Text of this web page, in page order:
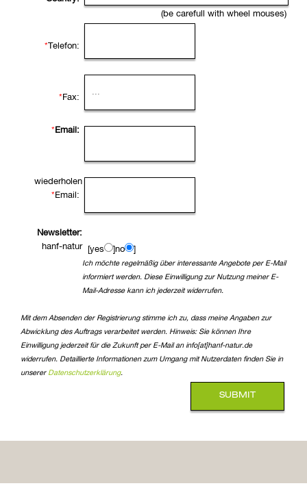
(be carefull with wheel mouses)
*Telefon:
*Fax:
*Email:
wiederholen
*Email:
Newsletter:
hanf-natur [yes ]no ]
Ich möchte regelmäßig über interessante Angebote per E-Mail
informiert werden. Diese Einwilligung zur Nutzung meiner E-
Mail-Adresse kann ich jederzeit widerrufen.
Mit dem Absenden der Registrierung stimme ich zu, dass meine Angaben zur
Abwicklung des Auftrags verarbeitet werden. Hinweis: Sie können Ihre
Einwilligung jederzeit für die Zukunft per E-Mail an info[at]hanf-natur.de
widerrufen. Detaillierte Informationen zum Umgang mit Nutzerdaten finden Sie in
unserer Datenschutzerklärung.